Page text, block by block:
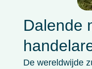
Dalende
De wereldwijde